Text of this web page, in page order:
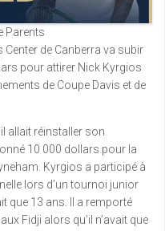
Parents
Center de Canberra va subir
pour attirer Nick Kyrgios
de Coupe Davis et de
allait réinstaller son
10 000 dollars pour la
Kyrgios a participé à
lors d’un tournoi junior
que 13 ans. Il a remporté
Fidji alors qu’il n’avait que